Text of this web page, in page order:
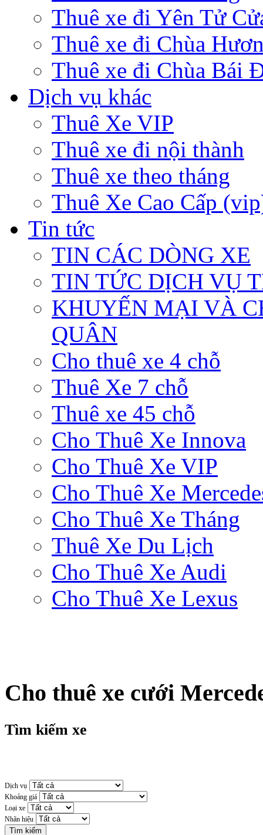
Thuê xe đi Yên Tử
Thuê xe đi Chùa
Thuê xe đi Chùa Bái
Dịch vụ khác
Thuê Xe VIP
Thuê xe đi nội thành
Thuê xe theo tháng
Thuê Xe Cao Cấp
Tin tức
TIN CÁC DÒNG XE
TIN TỨC DỊCH VỤ
KHUYẾN MẠI VÀ
QUÂN
Cho thuê xe 4 chỗ
Thuê Xe 7 chỗ
Thuê xe 45 chỗ
Cho Thuê Xe Innova
Cho Thuê Xe VIP
Cho Thuê Xe
Cho Thuê Xe Tháng
Thuê Xe Du Lịch
Cho Thuê Xe Audi
Cho Thuê Xe Lexus
Cho thuê xe cưới
Tìm kiếm xe
Dịch vụ
Khoảng giá
Loại xe
Nhãn hiệu